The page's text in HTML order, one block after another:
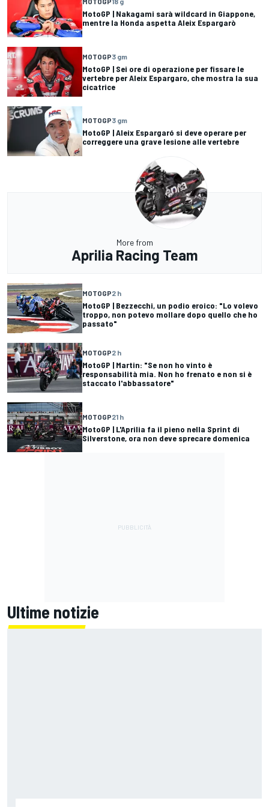
MotoGP | Nakagami sarà wildcard in Giappone,
mentre la Honda aspetta Aleix Espargarò
MOTOGP3 gm
MotoGP | Sei ore di operazione per fissare le
vertebre per Aleix Espargaro, che mostra la sua
cicatrice
MOTOGP3 gm
MotoGP | Aleix Espargaró si deve operare per
correggere una grave lesione alle vertebre
More from
Aprilia Racing Team
MOTOGP2 h
MotoGP | Bezzecchi, un podio eroico: "Lo volevo
troppo, non potevo mollare dopo quello che ho
passato"
MOTOGP2 h
MotoGP | Martin: "Se non ho vinto è
responsabilità mia. Non ho frenato e non si è
staccato l'abbassatore"
MOTOGP21 h
MotoGP | L'Aprilia fa il pieno nella Sprint di
Silverstone, ora non deve sprecare domenica
Ultime notizie